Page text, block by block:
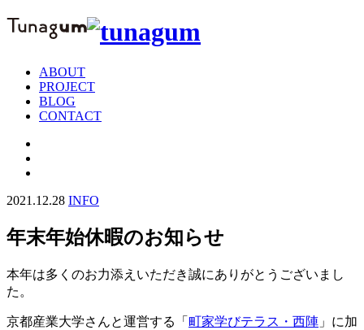
ABOUT
PROJECT
BLOG
CONTACT
2021.12.28 INFO
年末年始休暇のお知らせ
本年は多くのお力添えいただき誠にありがとうございまし
た。
京都産業大学さんと運営する「 町家学びテラス・西陣 」に加